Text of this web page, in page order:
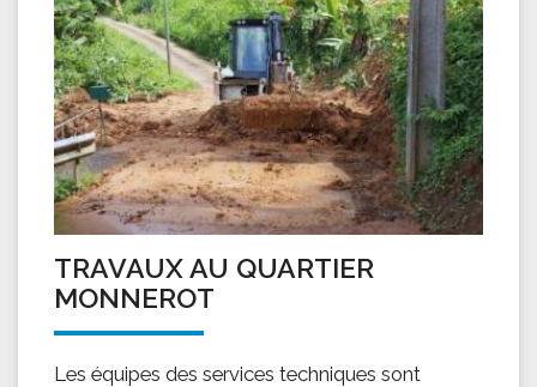
TRAVAUX AU QUARTIER
MONNEROT
Les équipes des services techniques sont